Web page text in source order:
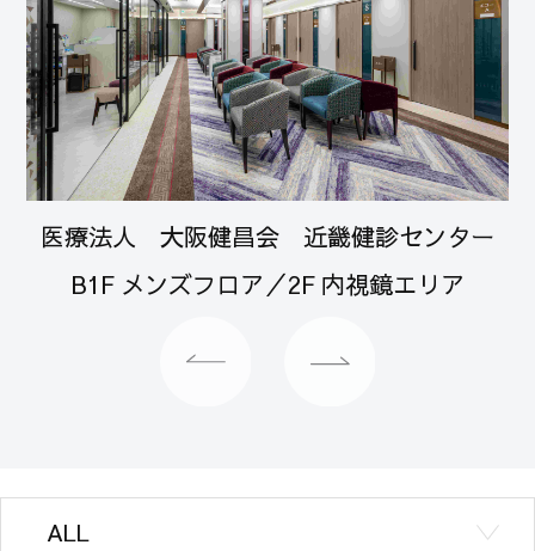
医療法人 大阪健昌会 近畿健診センター
B1F メンズフロア／2F 内視鏡エリア
ALL